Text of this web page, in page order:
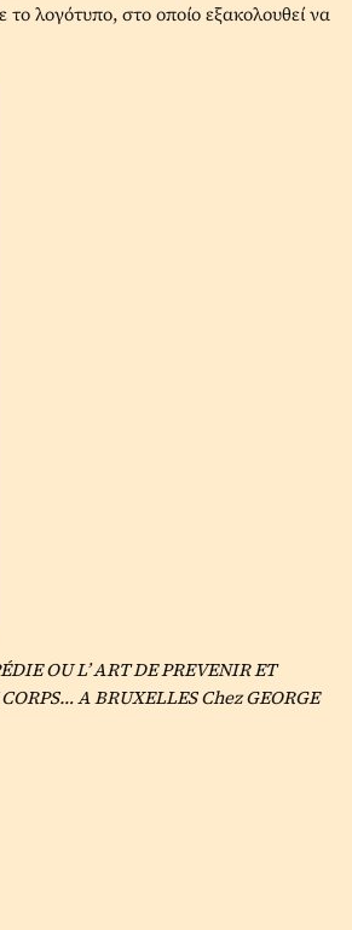
το λογότυπο, στο οποίο εξακολουθεί να
OU L’ ART DE PREVENIR ET
A BRUXELLES Chez GEORGE